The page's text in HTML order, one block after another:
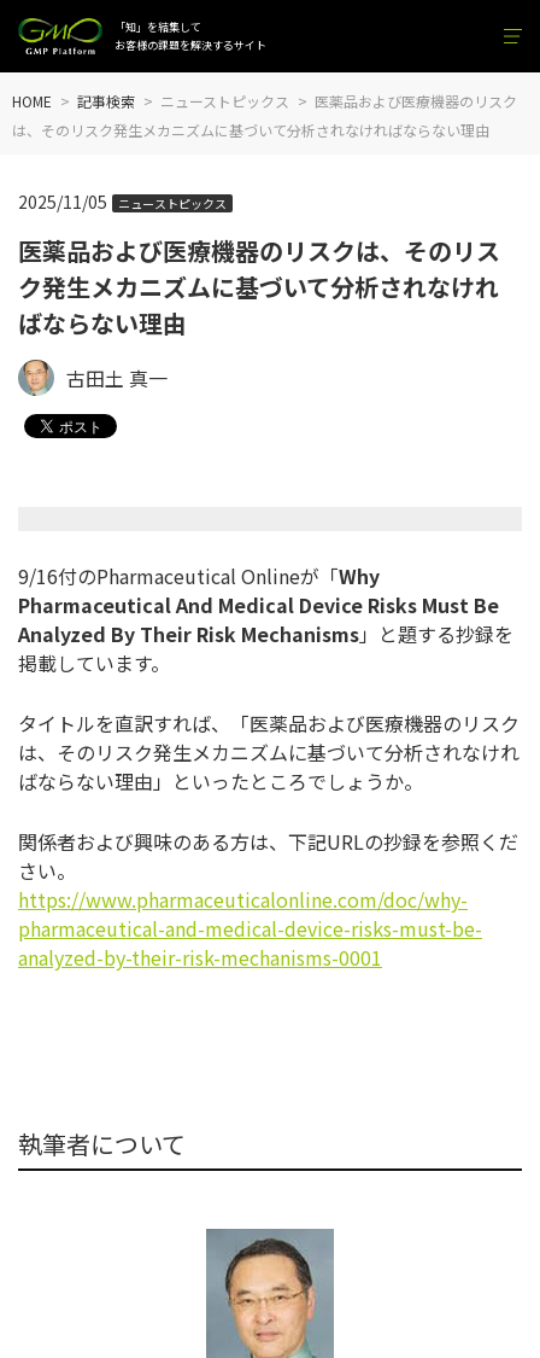
「知」を結集して
お客様の課題を解決するサイト
HOME 記事検索 ニューストピックス
医薬品および医療機器のリスク
は、そのリスク発生メカニズムに基づいて分析されなければならない理由
医薬品および医療機器のリスクは、そのリス
ク発生メカニズムに基づいて分析されなけれ
ばならない理由
2025/11/05 ニューストピックス
古田土 真一
9/16付のPharmaceutical Onlineが「Why
Pharmaceutical And Medical Device Risks Must Be
Analyzed By Their Risk Mechanisms」と題する抄録を
掲載しています。
タイトルを直訳すれば、「医薬品および医療機器のリスク
は、そのリスク発生メカニズムに基づいて分析されなけれ
ばならない理由」といったところでしょうか。
関係者および興味のある方は、下記URLの抄録を参照くだ
さい。
https://www.pharmaceuticalonline.com/doc/why-
pharmaceutical-and-medical-device-risks-must-be-
analyzed-by-their-risk-mechanisms-0001
執筆者について